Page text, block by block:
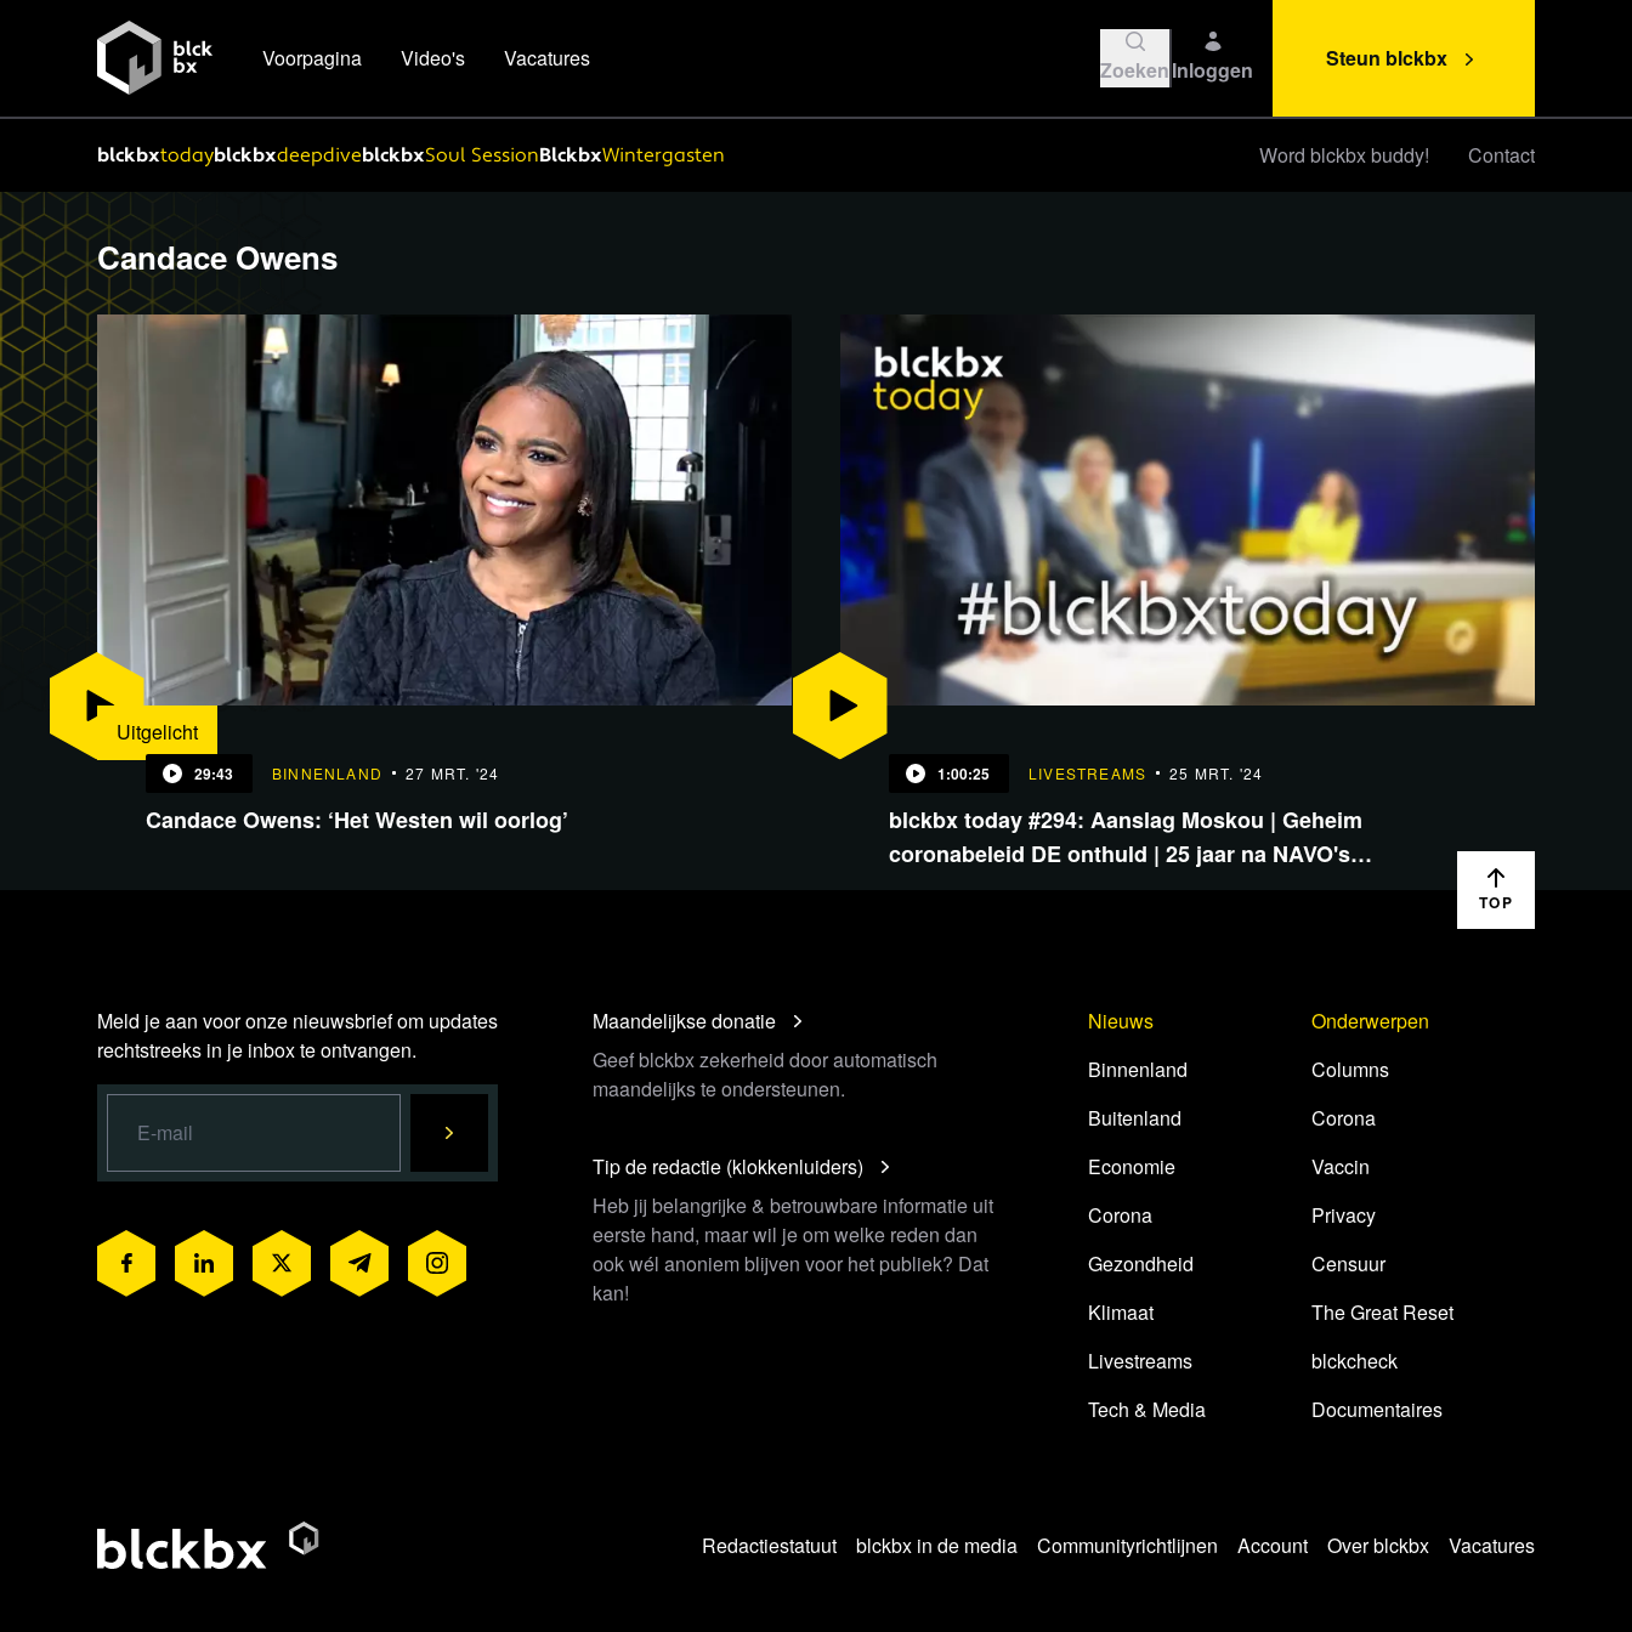
Voorpagina Video's Vacatures ZoekenInloggen Steun blckbx
blckbxtodayblckbxdeepdiveblckbxSoul SessionBlckbxWintergasten Word blckbx buddy! Contact
Candace Owens
Uitgelicht
29:43 BINNENLAND 27 MRT. '24
Candace Owens: ‘Het Westen wil oorlog’
1:00:25 LIVESTREAMS 25 MRT. '24
blckbx today #294: Aanslag Moskou | Geheim
coronabeleid DE onthuld | 25 jaar na NAVO's…
TOP
Meld je aan voor onze nieuwsbrief om updates
rechtstreeks in je inbox te ontvangen.
Maandelijkse donatie
Geef blckbx zekerheid door automatisch
maandelijks te ondersteunen.
Tip de redactie (klokkenluiders)
Heb jij belangrijke & betrouwbare informatie uit
eerste hand, maar wil je om welke reden dan
ook wél anoniem blijven voor het publiek? Dat
kan!
Nieuws
Binnenland
Buitenland
Economie
Corona
Gezondheid
Klimaat
Livestreams
Tech & Media
Onderwerpen
Columns
Corona
Vaccin
Privacy
Censuur
The Great Reset
blckcheck
Documentaires
Redactiestatuut blckbx in de media Communityrichtlijnen Account Over blckbx Vacatures